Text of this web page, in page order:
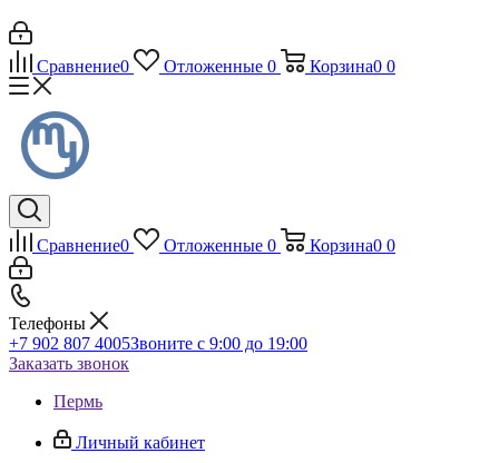
Сравнение0 Отложенные 0 Корзина0 0
Сравнение0 Отложенные 0 Корзина0 0
Телефоны
+7 902 807 4005Звоните с 9:00 до 19:00
Заказать звонок
Пермь
Личный кабинет